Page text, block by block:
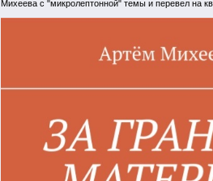
Михеева с "микролептонной" темы и перевел на